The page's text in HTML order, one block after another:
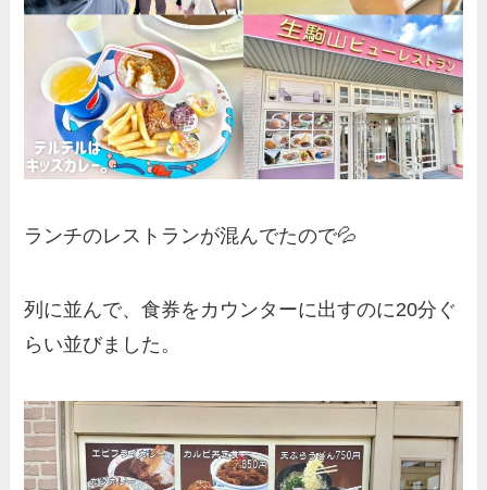
ランチのレストランが混んでたので💦
列に並んで、食券をカウンターに出すのに20分ぐ
らい並びました。